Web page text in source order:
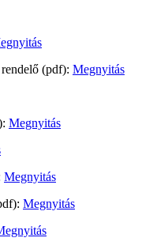
(pdf): Megnyitás
Megnyitás
Megnyitás
Megnyitás